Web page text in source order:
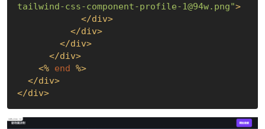
tailwind-css-component-profile-1@94w.png">
</div>
</div>
</div>
</div>
<% end %>
</div>
</div>